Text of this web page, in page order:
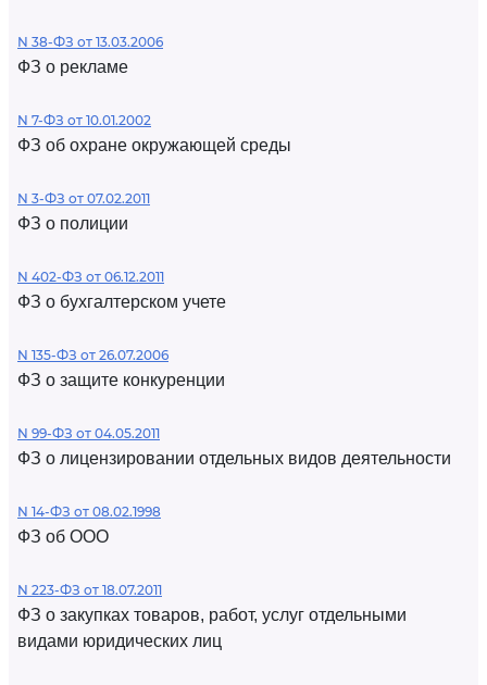
N 38-ФЗ от 13.03.2006
ФЗ о рекламе
N 7-ФЗ от 10.01.2002
ФЗ об охране окружающей среды
N 3-ФЗ от 07.02.2011
ФЗ о полиции
N 402-ФЗ от 06.12.2011
ФЗ о бухгалтерском учете
N 135-ФЗ от 26.07.2006
ФЗ о защите конкуренции
N 99-ФЗ от 04.05.2011
ФЗ о лицензировании отдельных видов деятельности
N 14-ФЗ от 08.02.1998
ФЗ об ООО
N 223-ФЗ от 18.07.2011
ФЗ о закупках товаров, работ, услуг отдельными
видами юридических лиц